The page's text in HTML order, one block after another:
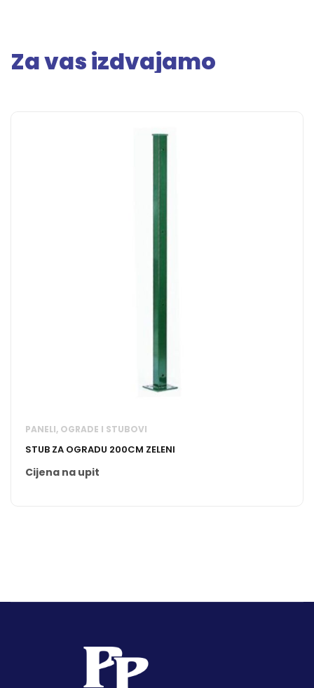
Za vas izdvajamo
PANELI, OGRADE I STUBOVI
STUB ZA OGRADU 200CM ZELENI
Cijena na upit